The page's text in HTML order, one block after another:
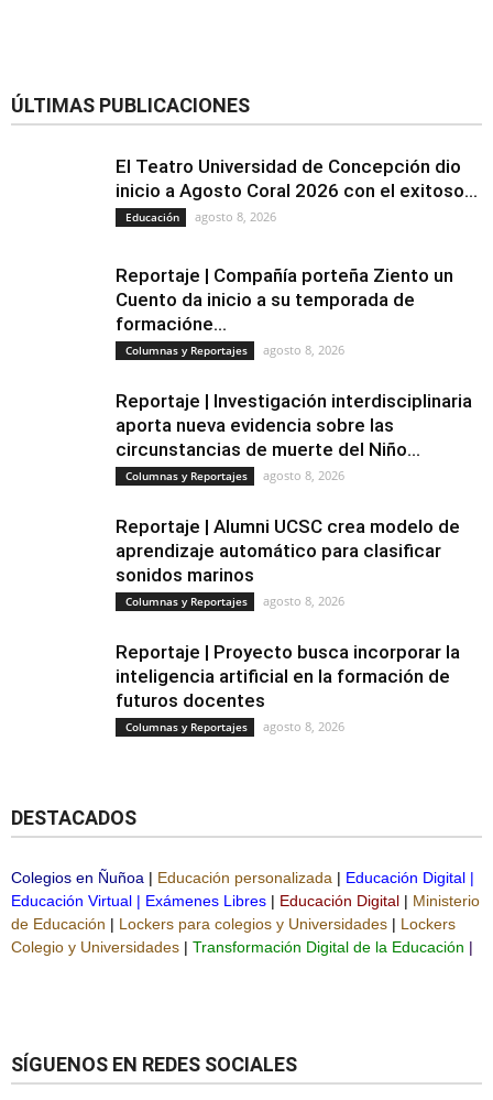
ÚLTIMAS PUBLICACIONES
El Teatro Universidad de Concepción dio
inicio a Agosto Coral 2026 con el exitoso...
Educación agosto 8, 2026
Reportaje | Compañía porteña Ziento un
Cuento da inicio a su temporada de
formacióne...
Columnas y Reportajes agosto 8, 2026
Reportaje | Investigación interdisciplinaria
aporta nueva evidencia sobre las
circunstancias de muerte del Niño...
Columnas y Reportajes agosto 8, 2026
Reportaje | Alumni UCSC crea modelo de
aprendizaje automático para clasificar
sonidos marinos
Columnas y Reportajes agosto 8, 2026
Reportaje | Proyecto busca incorporar la
inteligencia artificial en la formación de
futuros docentes
Columnas y Reportajes agosto 8, 2026
DESTACADOS
Colegios en Ñuñoa | Educación personalizada | Educación Digital |
Educación Virtual | Exámenes Libres | Educación Digital | Ministerio
de Educación | Lockers para colegios y Universidades | Lockers
Colegio y Universidades | Transformación Digital de la Educación |
SÍGUENOS EN REDES SOCIALES